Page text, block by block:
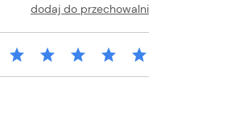
dodaj do przechowalni